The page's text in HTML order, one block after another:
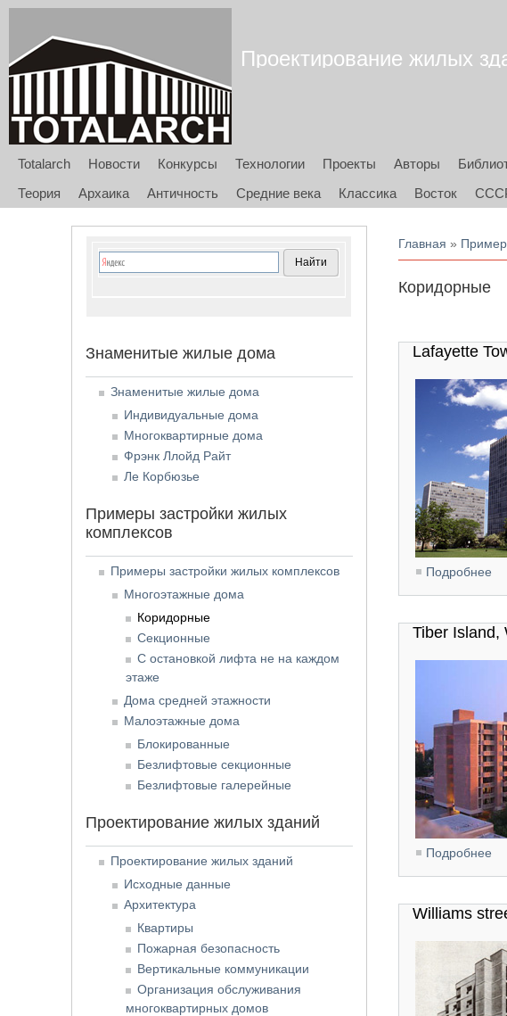
Проектирование жилых
Totalarch Новости Конкурсы Технологии Проекты Авторы
Теория
Архаика Античность Средние века Классика Восток
Вы здесь
Главная »
Коридорные
Lafayette
Подробнее
Tiber Island,
Подробнее
Williams
Знаменитые жилые дома
Знаменитые жилые дома
Индивидуальные дома
Многоквартирные дома
Фрэнк Ллойд Райт
Ле Корбюзье
Примеры застройки жилых
комплексов
Примеры застройки жилых комплексов
Многоэтажные дома
Коридорные
Секционные
С остановкой лифта не на каждом
этаже
Дома средней этажности
Малоэтажные дома
Блокированные
Безлифтовые секционные
Безлифтовые галерейные
Проектирование жилых зданий
Проектирование жилых зданий
Исходные данные
Архитектура
Квартиры
Пожарная безопасность
Вертикальные коммуникации
Организация обслуживания
многоквартирных домов